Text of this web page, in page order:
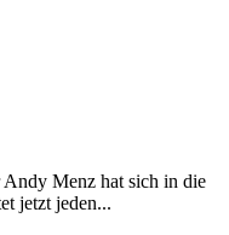
Menz hat sich in die
jetzt jeden...